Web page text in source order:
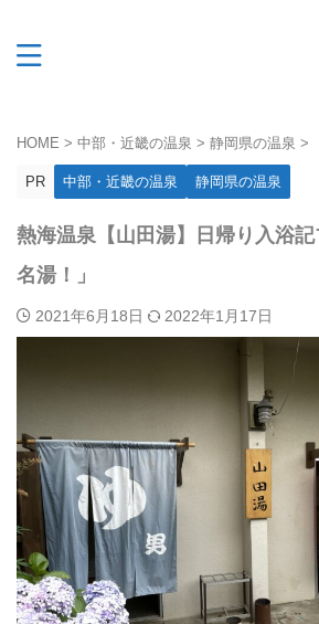
HOME > 中部・近畿の温泉 > 静岡県の温泉 >
PR 中部・近畿の温泉 静岡県の温泉
熱海温泉【山田湯】日帰り入浴
名湯！」
2021年6月18日 2022年1月17日